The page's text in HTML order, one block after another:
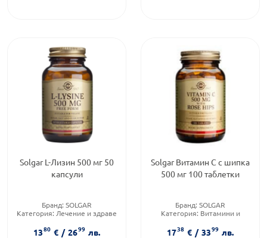
Solgar L-Лизин 500 мг 50
капсули
Бранд: SOLGAR
Категория: Лечение и здраве
1380 € / 2699 лв.
Solgar Витамин С с шипка
500 мг 100 таблетки
Бранд: SOLGAR
Категория: Витамини и
Форма на продукта: таблетка
1738 € / 3399 лв.